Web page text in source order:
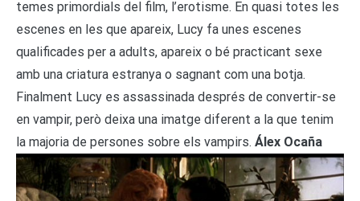
temes primordials del film, l’erotisme. En quasi totes les
escenes en les que apareix, Lucy fa unes escenes
qualificades per a adults, apareix o bé practicant sexe
amb una criatura estranya o sagnant com una botja.
Finalment Lucy es assassinada després de convertir-se
en vampir, però deixa una imatge diferent a la que tenim
la majoria de persones sobre els vampirs. Álex Ocaña